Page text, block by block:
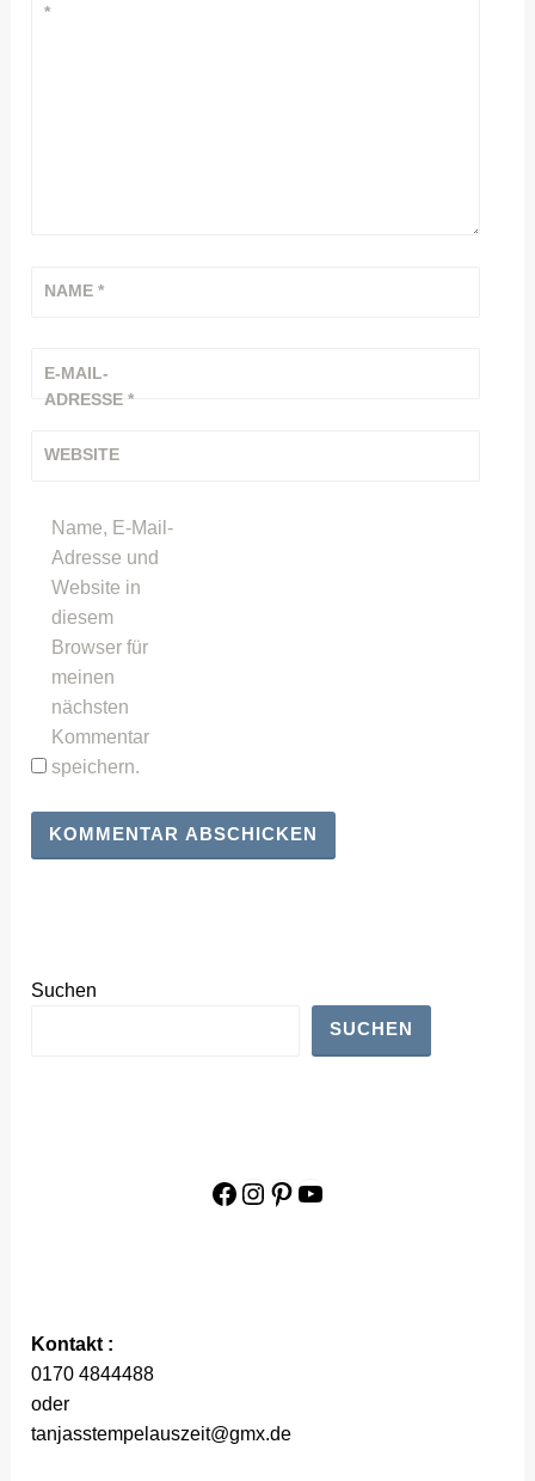
*
NAME*
E-MAIL-
ADRESSE*
WEBSITE
Name, E-Mail-
Adresse und
Website in
diesem
Browser für
meinen
nächsten
Kommentar
speichern.
Suchen
SUCHEN
Facebook
Instagram
Pinterest
YouTube
Kontakt :
0170 4844488
oder
tanjasstempelauszeit@gmx.de